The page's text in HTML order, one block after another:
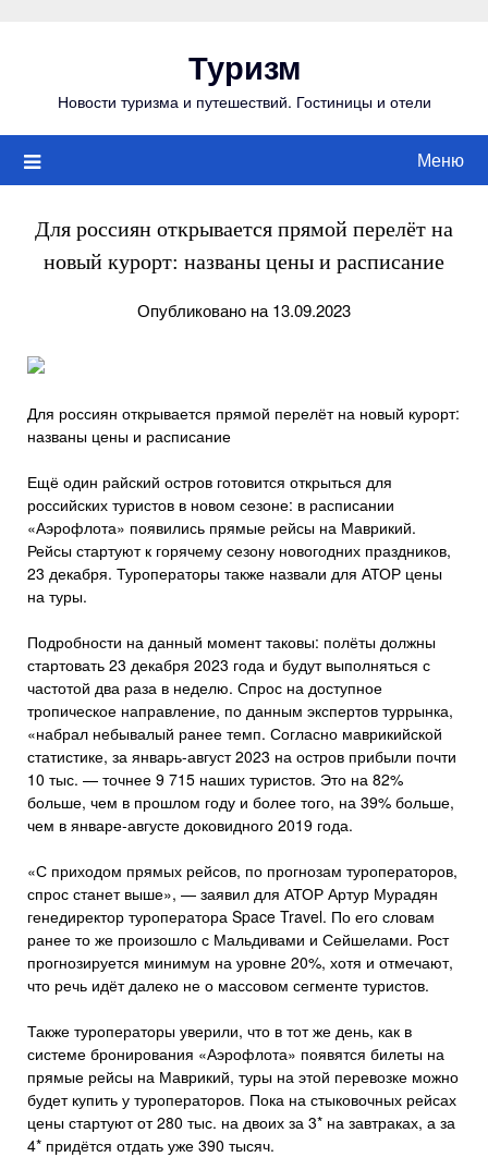
Туризм
Новости туризма и путешествий. Гостиницы и отели
Меню
Для россиян открывается прямой перелёт на
новый курорт: названы цены и расписание
Опубликовано на 13.09.2023
Для россиян открывается прямой перелёт на новый курорт:
названы цены и расписание
Ещё один райский остров готовится открыться для
российских туристов в новом сезоне: в расписании
«Аэрофлота» появились прямые рейсы на Маврикий.
Рейсы стартуют к горячему сезону новогодних праздников,
23 декабря. Туроператоры также назвали для АТОР цены
на туры.
Подробности на данный момент таковы: полёты должны
стартовать 23 декабря 2023 года и будут выполняться с
частотой два раза в неделю. Спрос на доступное
тропическое направление, по данным экспертов туррынка,
«набрал небывалый ранее темп. Согласно маврикийской
статистике, за январь-август 2023 на остров прибыли почти
10 тыс. — точнее 9 715 наших туристов. Это на 82%
больше, чем в прошлом году и более того, на 39% больше,
чем в январе-августе доковидного 2019 года.
«С приходом прямых рейсов, по прогнозам туроператоров,
спрос станет выше», — заявил для АТОР Артур Мурадян
генедиректор туроператора Space Travel. По его словам
ранее то же произошло с Мальдивами и Сейшелами. Рост
прогнозируется минимум на уровне 20%, хотя и отмечают,
что речь идёт далеко не о массовом сегменте туристов.
Также туроператоры уверили, что в тот же день, как в
системе бронирования «Аэрофлота» появятся билеты на
прямые рейсы на Маврикий, туры на этой перевозке можно
будет купить у туроператоров. Пока на стыковочных рейсах
цены стартуют от 280 тыс. на двоих за 3* на завтраках, а за
4* придётся отдать уже 390 тысяч.